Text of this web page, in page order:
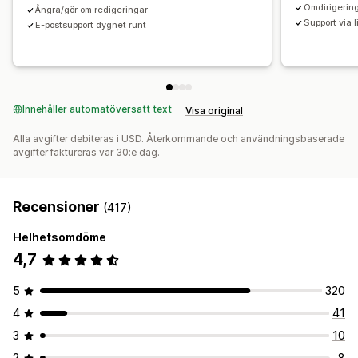
Ångra/gör om redigeringar
E-postsupport dygnet runt
Support via
Innehåller automatöversatt text Visa original
Alla avgifter debiteras i USD. Återkommande och användningsbaserade
avgifter faktureras var 30:e dag.
Recensioner (417)
Helhetsomdöme
4,7
5
320
4
41
3
10